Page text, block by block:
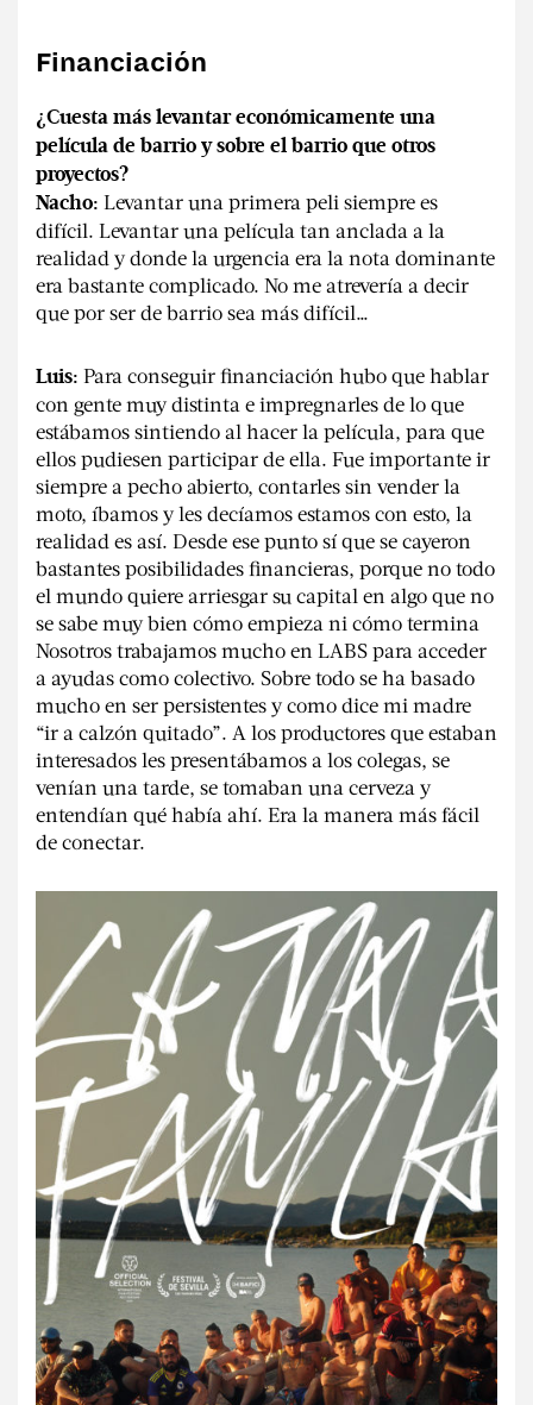
Financiación
¿Cuesta más levantar económicamente una
película de barrio y sobre el barrio que otros
proyectos?
Nacho: Levantar una primera peli siempre es
difícil. Levantar una película tan anclada a la
realidad y donde la urgencia era la nota dominante
era bastante complicado. No me atrevería a decir
que por ser de barrio sea más difícil…
Luis: Para conseguir financiación hubo que hablar
con gente muy distinta e impregnarles de lo que
estábamos sintiendo al hacer la película, para que
ellos pudiesen participar de ella. Fue importante ir
siempre a pecho abierto, contarles sin vender la
moto, íbamos y les decíamos estamos con esto, la
realidad es así. Desde ese punto sí que se cayeron
bastantes posibilidades financieras, porque no todo
el mundo quiere arriesgar su capital en algo que no
se sabe muy bien cómo empieza ni cómo termina
Nosotros trabajamos mucho en LABS para acceder
a ayudas como colectivo. Sobre todo se ha basado
mucho en ser persistentes y como dice mi madre
“ir a calzón quitado”. A los productores que estaban
interesados les presentábamos a los colegas, se
venían una tarde, se tomaban una cerveza y
entendían qué había ahí. Era la manera más fácil
de conectar.